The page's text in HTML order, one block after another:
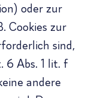
oder zur
Cookies zur
sind,
6 Abs. 1 lit. f
andere